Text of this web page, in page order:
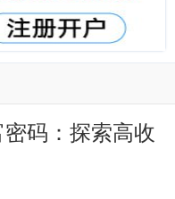
码：探索高收